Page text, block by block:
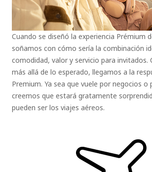
Cuando se diseñó la experiencia Prémium
soñamos con cómo sería la combinación
comodidad, valor y servicio para invitados.
más allá de lo esperado, llegamos a la
Premium. Ya sea que vuele por negocios o
creemos que estará gratamente
pueden ser los viajes aéreos.